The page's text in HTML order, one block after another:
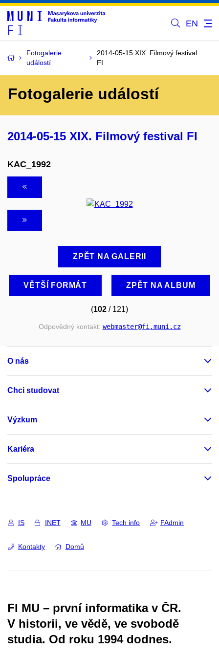
EN
Fotogalerie
událostí
2014-05-15 XIX. Filmový festival
FI
Fotogalerie událostí
2014-05-15 XIX. Filmový festival FI
KAC_1992
ZPĚT NA GALERII
VĚTŠÍ FORMÁT ZPĚT NA ALBUM
(102 / 121)
Odpovědný kontakt: webmaster@fi.muni.cz
O nás
Chci studovat
Výzkum
Kariéra
Spolupráce
IS INET MU Tech info FAdmin
Kontakty Domů
FI MU – první informatika v ČR.
V historii, ve vědě, ve svobodě
studia. Od roku 1994 dodnes.